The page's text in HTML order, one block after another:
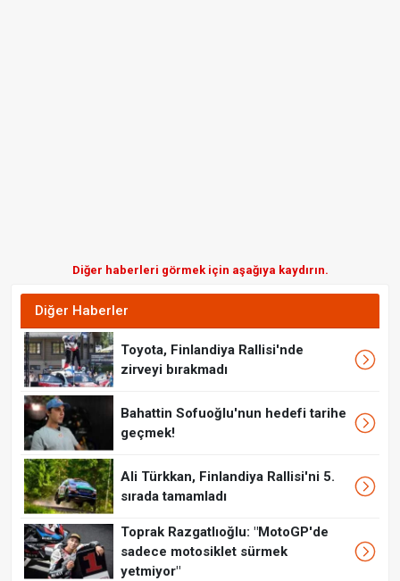
Diğer haberleri görmek için aşağıya kaydırın.
Diğer Haberler
Toyota, Finlandiya Rallisi'nde
zirveyi bırakmadı
Bahattin Sofuoğlu'nun hedefi tarihe
geçmek!
Ali Türkkan, Finlandiya Rallisi'ni 5.
sırada tamamladı
Toprak Razgatlıoğlu: "MotoGP'de
sadece motosiklet sürmek
yetmiyor"